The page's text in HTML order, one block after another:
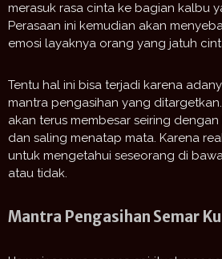
merasuk rasa cinta ke bagian kalbu
Perasaan ini kemudian akan
emosi layaknya orang yang jatuh
Tentu hal ini bisa terjadi karena
mantra pengasihan yang
akan terus membesar seiring
dan saling menatap mata. Karena
untuk mengetahui seseorang di
atau tidak.
Mantra Pengasihan Semar